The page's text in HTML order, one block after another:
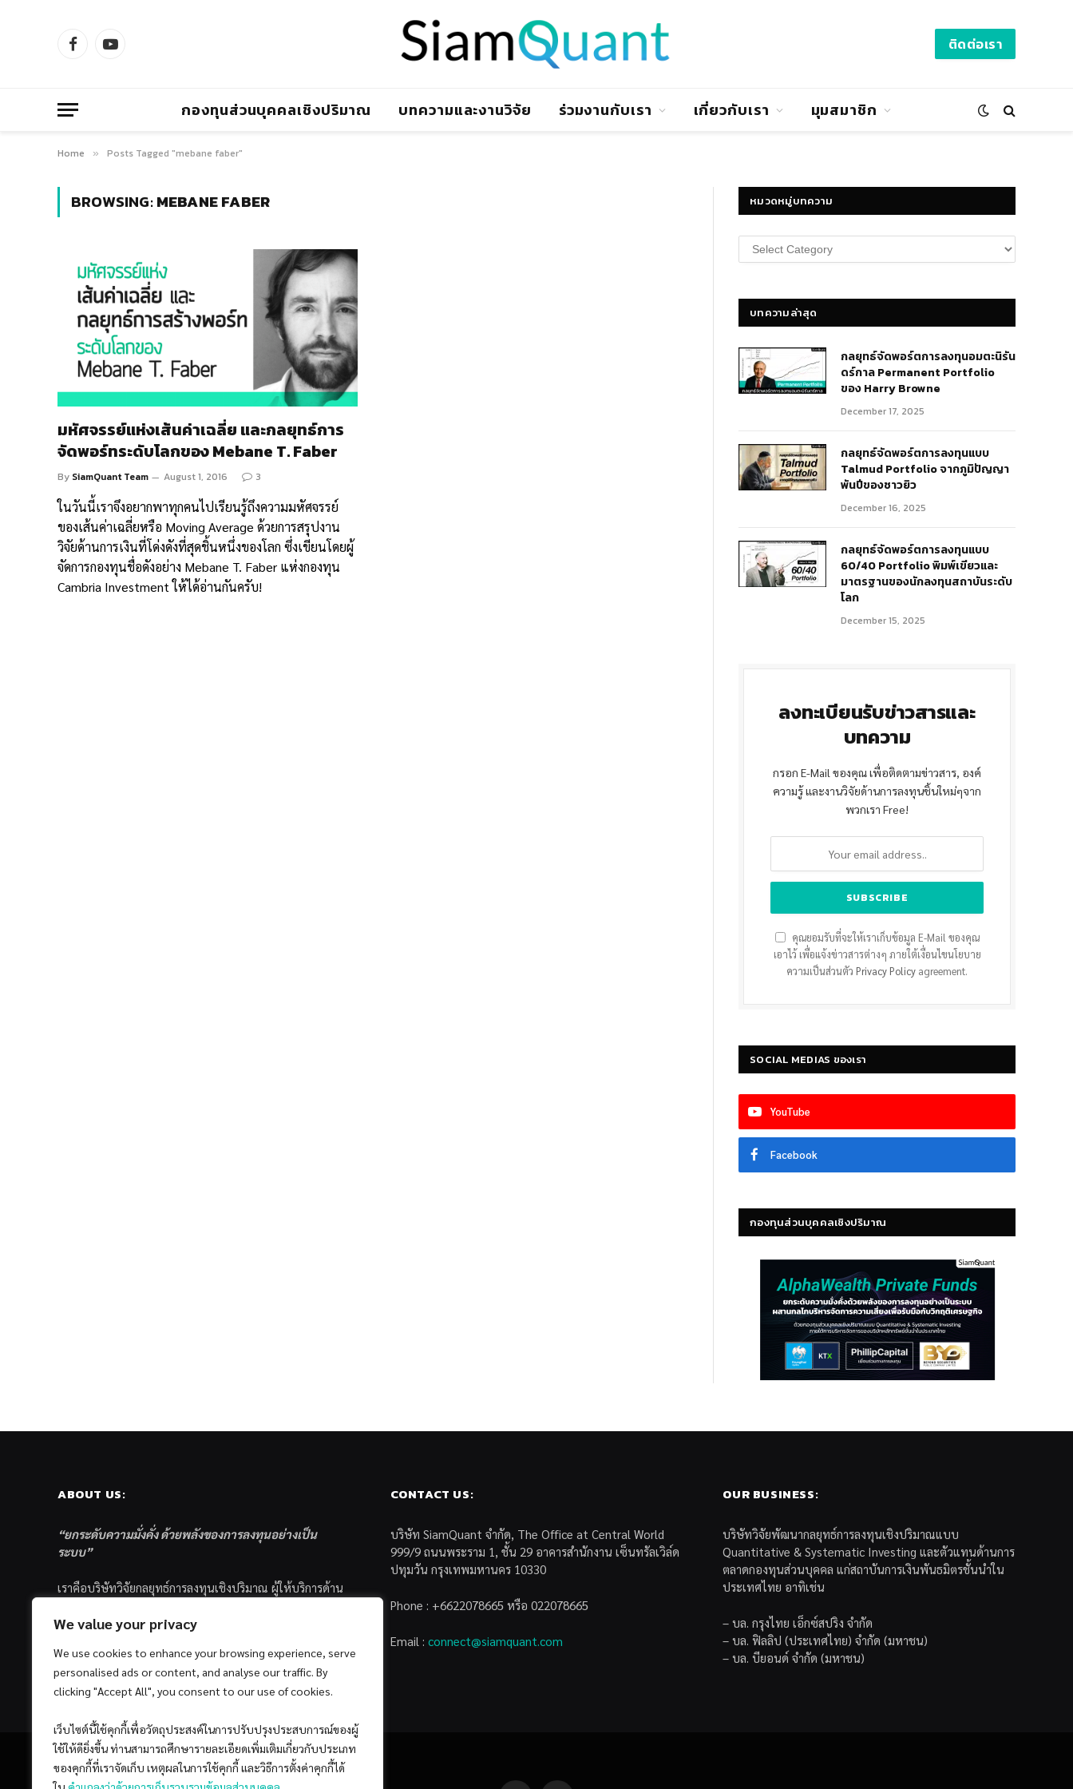
We value your privacy
We use cookies to enhance your browsing experience, serve
personalised ads or content, and analyse our traffic. By
clicking "Accept All", you consent to our use of cookies.
เว็บไซต์นี้ใช้คุกกี้เพื่อวัตถุประสงค์ในการปรับปรุงประสบการณ์ของผู้
ใช้ให้ดียิ่งขึ้น ท่านสามารถศึกษารายละเอียดเพิ่มเติมเกี่ยวกับประเภท
ของคุกกี้ที่เราจัดเก็บ เหตุผลในการใช้คุกกี้ และวิธีการตั้งค่าคุกกี้ได้
FacebookYouTube ติดต่อเรา
กองทุนส่วนบุคคลเชิงปริมาณ บทความและงานวิจัย ร่วมงานกับเรา เกี่ยวกับเรา มุมสมาชิก
Home » Posts Tagged "mebane faber"
BROWSING:MEBANE FABER
มหัศจรรย์แห่งเส้นค่าเฉลี่ย และกลยุทธ์การ
จัดพอร์ทระดับโลกของ Mebane T. Faber
By SiamQuant Team August 1, 2016 3
ในวันนี้เราจึงอยากพาทุกคนไปเรียนรู้ถึงความมหัศจรรย์
ของเส้นค่าเฉลี่ยหรือ Moving Average ด้วยการสรุปงาน
วิจัยด้านการเงินที่โด่งดังที่สุดชิ้นหนึ่งของโลก ซึ่งเขียนโดยผู้
จัดการกองทุนชื่อดังอย่าง Mebane T. Faber แห่งกองทุน
Cambria Investment ให้ได้อ่านกันครับ!
หมวดหมู่บทความ
หมวด
หมู่
บทความล่าสุด
กลยุทธ์​จัดพอร์ตการลงทุนอมตะนิรัน
ดร์กาล Permanent Portfolio
ของ Harry Browne
December 17, 2025
กลยุทธ์จัดพอร์ตการลงทุนแบบ
Talmud Portfolio จากภูมิปัญญา
พันปีของชาวยิว
December 16, 2025
กลยุทธ์จัดพอร์ตการลงทุนแบบ
60/40 Portfolio พิมพ์เขียวและ
มาตรฐานของนักลงทุนสถาบันระดับ
โลก
December 15, 2025
ลงทะเบียนรับข่าวสารและ
บทความ
กรอก E-Mail ของคุณ เพื่อติดตามข่าวสาร, องค์
ความรู้ และงานวิจัยด้านการลงทุนชิ้นใหม่ๆจาก
พวกเรา Free!
คุณยอมรับที่จะให้เราเก็บข้อมูล E-Mail ของคุณ
เอาไว้ เพื่อแจ้งข่าวสารต่างๆ ภายใต้เงื่อนไขนโยบาย
ความเป็นส่วนตัว Privacy Policy agreement.
SOCIAL MEDIAS ของเรา
YouTube
Facebook
กองทุนส่วนบุคคลเชิงปริมาณ
ABOUT US:
“ยกระดับความมั่งคั่ง ด้วยพลังของการลงทุนอย่างเป็น
ระบบ”
เราคือบริษัทวิจัยกลยุทธ์การลงทุนเชิงปริมาณ ผู้ให้บริการด้าน
ส่วนบุคคล ซึ่งมีเป้าหมายที่จะช่วยเหลือให้นักลงทุนไทย
ด้วยแนวคิดและกระบวนการลงทุนอย่างเป็นระบบแบบ
Quantitative & Systematic Investing
CONTACT US:
บริษัท SiamQuant จำกัด, The Office at Central World
999/9 ถนนพระราม 1, ชั้น 29 อาคารสำนักงาน เซ็นทรัลเวิล์ด
ปทุมวัน กรุงเทพมหานคร 10330
Phone : +6622078665 หรือ 022078665
Email : connect@siamquant.com
OUR BUSINESS:
บริษัทวิจัยพัฒนากลยุทธ์การลงทุนเชิงปริมาณแบบ
Quantitative & Systematic Investing และตัวแทนด้านการ
ตลาดกองทุนส่วนบุคคล แก่สถาบันการเงินพันธมิตรชั้นนำใน
ประเทศไทย อาทิเช่น
– บล. กรุงไทย เอ็กซ์สปริง จำกัด
– บล. ฟิลลิป (ประเทศไทย) จำกัด (มหาชน)
– บล. บียอนด์ จำกัด (มหาชน)